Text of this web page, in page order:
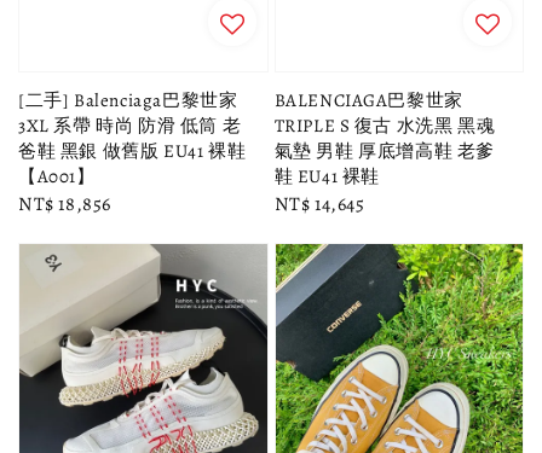
[二手] Balenciaga巴黎世家
3XL 系帶 時尚 防滑 低筒 老
爸鞋 黑銀 做舊版 EU41 裸鞋
【A001】
Regular
NT$ 18,856
BALENCIAGA巴黎世家
TRIPLE S 復古 水洗黑 黑魂
氣墊 男鞋 厚底增高鞋 老爹
鞋 EU41 裸鞋
Regular
NT$ 14,645